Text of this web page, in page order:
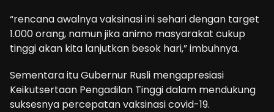
“rencana awalnya vaksinasi ini sehari dengan target
1.000 orang, namun jika animo masyarakat cukup
tinggi akan kita lanjutkan besok hari,” imbuhnya.
Sementara itu Gubernur Rusli mengapresiasi
Keikutsertaan Pengadilan Tinggi dalam mendukung
suksesnya percepatan vaksinasi covid-19.